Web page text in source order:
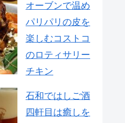
オーブンで温め
パリパリの皮を
楽しむコストコ
のロティサリー
チキン
石和ではしご酒
四軒目は癒しを